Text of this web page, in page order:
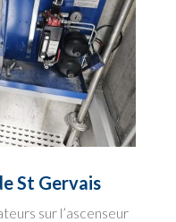
St Gervais
sur l’ascenseur